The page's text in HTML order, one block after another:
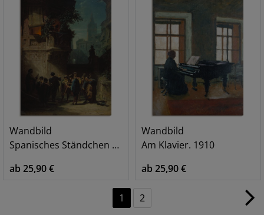
Wandbild
Spanisches Ständchen Serenade
ab 25,90 €
Wandbild
Am Klavier. 1910
ab 25,90 €
1 2